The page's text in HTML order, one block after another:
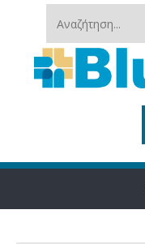
Αναζήτηση...